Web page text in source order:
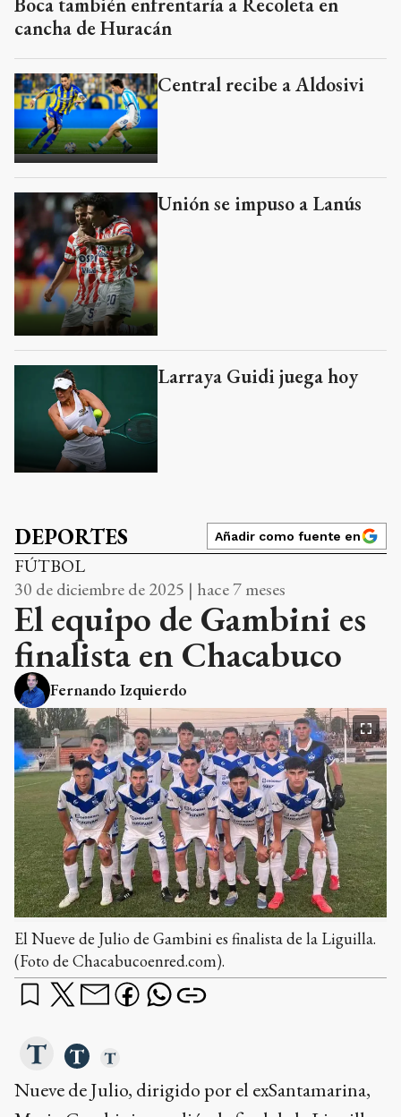
cancha de Huracán
Central recibe a Aldosivi
Unión se impuso a Lanús
Larraya Guidi juega hoy
DEPORTES Añadir como fuente en
FÚTBOL
30 de diciembre de 2025 | hace 7 meses
El equipo de Gambini es
finalista en Chacabuco
Fernando Izquierdo
El Nueve de Julio de Gambini es finalista de la Liguilla.
(Foto de Chacabucoenred.com).
Nueve de Julio, dirigido por el exSantamarina,